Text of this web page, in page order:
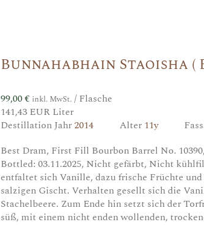
Bunnahabhain Staoisha (
99,00€ inkl. MwSt. / Flasche
141,43 EUR Liter
Destillation Jahr2014 Alter 11y
Best Dram, First Fill Bourbon Barrel No.
Bottled: 03.11.2025, Nicht gefärbt, Nicht
entfaltet sich Vanille, dazu frische Früchte
salzigen Gischt. Verhalten gesellt sich die
Stachelbeere. Zum Ende hin setzt sich der
süß, mit einem nicht enden wollenden,